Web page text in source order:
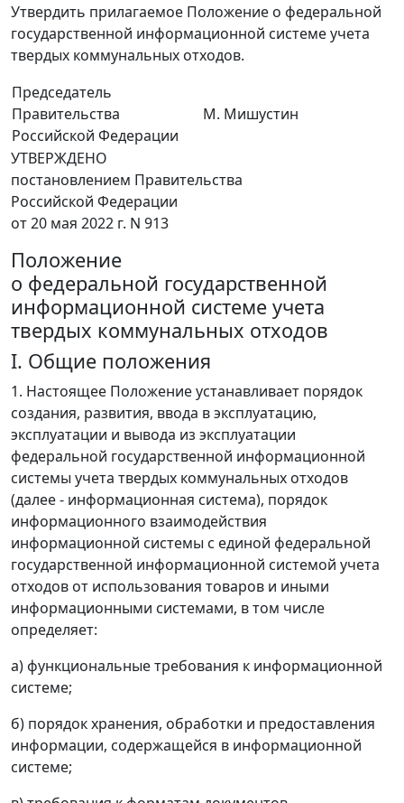
Утвердить прилагаемое Положение о федеральной
государственной информационной системе учета
твердых коммунальных отходов.
Председатель
Правительства
Российской Федерации
М. Мишустин
УТВЕРЖДЕНО
постановлением Правительства
Российской Федерации
от 20 мая 2022 г. N 913
Положение
о федеральной государственной
информационной системе учета
твердых коммунальных отходов
I. Общие положения
1. Настоящее Положение устанавливает порядок
создания, развития, ввода в эксплуатацию,
эксплуатации и вывода из эксплуатации
федеральной государственной информационной
системы учета твердых коммунальных отходов
(далее - информационная система), порядок
информационного взаимодействия
информационной системы с единой федеральной
государственной информационной системой учета
отходов от использования товаров и иными
информационными системами, в том числе
определяет:
а) функциональные требования к информационной
системе;
б) порядок хранения, обработки и предоставления
информации, содержащейся в информационной
системе;